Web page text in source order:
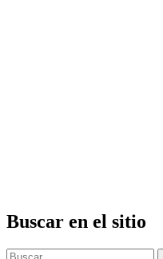
Buscar en el sitio
Buscar: